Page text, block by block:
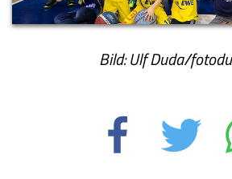
Bild: Ulf Duda/